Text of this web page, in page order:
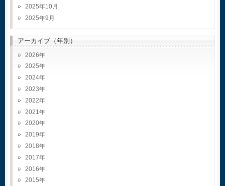
2025年10月
2025年9月
アーカイブ（年別）
2026
2025
2024
2023
2022
2021
2020
2019
2018
2017
2016
2015